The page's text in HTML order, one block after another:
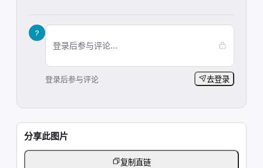
?
登录后参与评论...
登录后参与评论 去登录
分享此图片
复制直链